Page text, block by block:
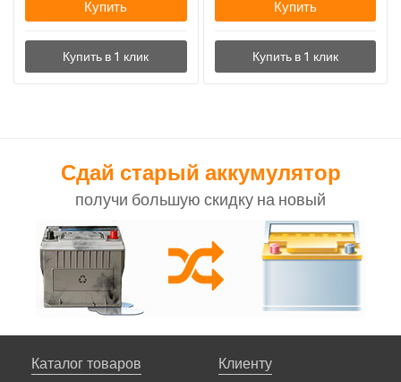
Купить Купить
Сдай старый аккумулятор
получи большую скидку на новый
Каталог товаров Клиенту